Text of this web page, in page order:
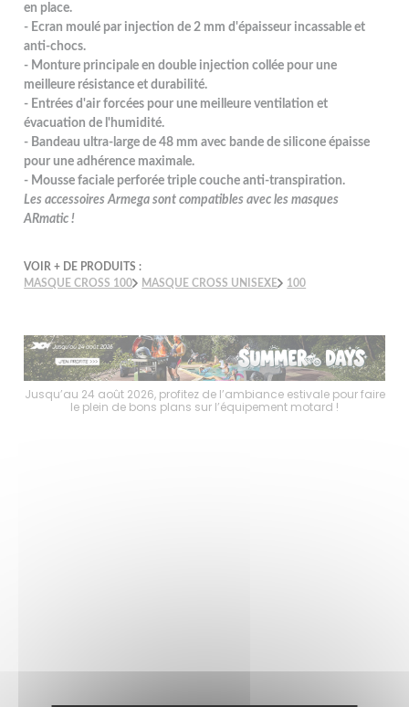
en place.
- Ecran moulé par injection de 2 mm d'épaisseur incassable et
anti-chocs.
- Monture principale en double injection collée pour une
meilleure résistance et durabilité.
- Entrées d'air forcées pour une meilleure ventilation et
évacuation de l'humidité.
- Bandeau ultra-large de 48 mm avec bande de silicone épaisse
pour une adhérence maximale.
- Mousse faciale perforée triple couche anti-transpiration.
Les accessoires Armega sont compatibles avec les masques
ARmatic !
VOIR + DE PRODUITS :
MASQUE CROSS 100
MASQUE CROSS UNISEXE 100
Jusqu’au 24 août 2026, profitez de l’ambiance estivale pour faire
le plein de bons plans sur l’équipement motard !